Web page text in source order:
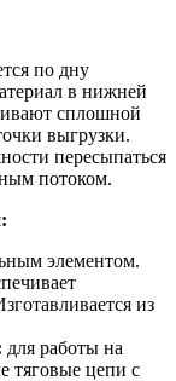
по дну
в нижней
сплошной
выгрузки.
пересыпаться
потоком.
элементом.
из
для работы на
тяговые цепи с